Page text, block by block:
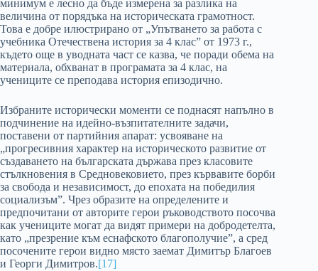
минимум е лесно да бъде измерена за разлика на
величина от порядъка на историческата грамотност.
Това е добре илюстрирано от „Упътването за работа с
учебника Отечествена история за 4 клас” от 1973 г.,
където още в уводната част се казва, че поради обема на
материала, обхванат в програмата за 4 клас, на
учениците се преподава история епизодично.
Избраните исторически моменти се поднасят напълно в
подчинение на идейно-възпитателните задачи,
поставени от партийния апарат: усвояване на
„прогресивния характер на историческото развитие от
създаването на българската държава през класовите
стълкновения в Средновековието, през кървавите борби
за свобода и независимост, до епохата на победилия
социализъм”. Чрез образите на определените и
предпочитани от авторите герои ръководството посочва
как учениците могат да видят примери на добродетелта,
като „презрение към еснафското благополучие”, а сред
посочените герои видно място заемат Димитър Благоев
и Георги Димитров.[17]